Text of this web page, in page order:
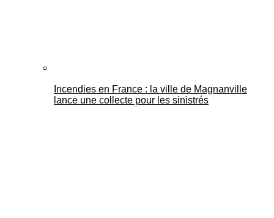
Incendies en France : la ville de Magnanville
lance une collecte pour les sinistrés